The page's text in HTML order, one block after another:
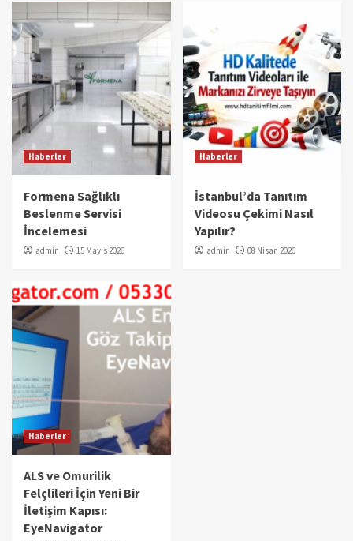
Haberler
Formena Sağlıklı
Beslenme Servisi
İncelemesi
admin 15 Mayıs 2026
Haberler
İstanbul’da Tanıtım
Videosu Çekimi Nasıl
Yapılır?
admin 08 Nisan 2026
Haberler
ALS ve Omurilik
Felçlileri İçin Yeni Bir
İletişim Kapısı:
EyeNavigator